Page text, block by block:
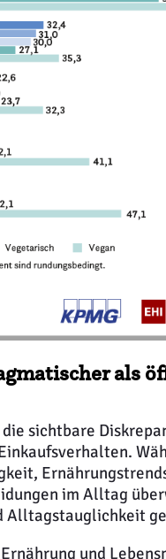
als
sichtbare
im Alltag
Alltagstauglichkeit
und